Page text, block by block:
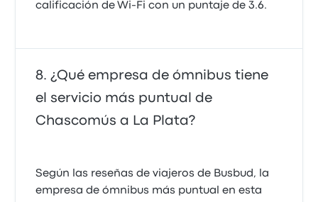
calificación de Wi-Fi con un puntaje de 3.6.
¿Qué empresa de ómnibus tiene
el servicio más puntual de
Chascomús a La Plata?
Según las reseñas de viajeros de Busbud, la
empresa de ómnibus más puntual en esta